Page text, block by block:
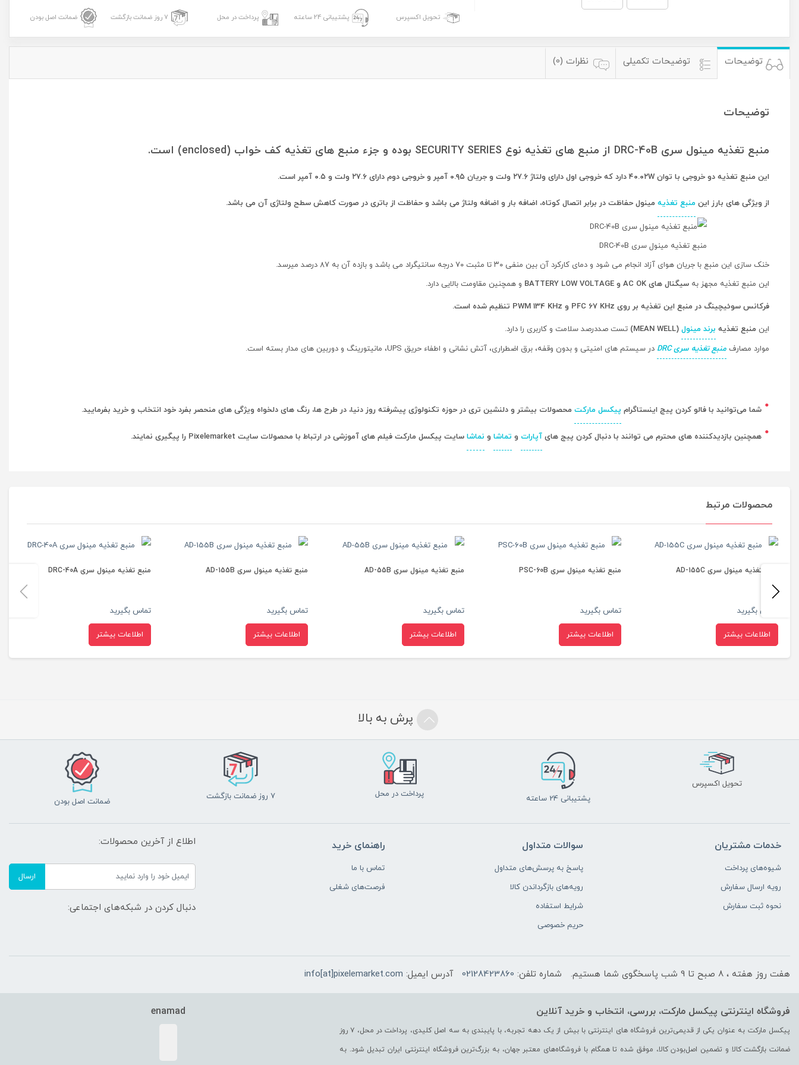
تحویل اکسپرس پشتیبانی 24 ساعته پرداخت در محل 7 روز ضمانت بازگشت ضمانت اصل بودن
توضیحات توضیحات تکمیلی نظرات (0)
توضیحات
منبع تغذیه مینول سری DRC-40B از منبع های تغذیه نوع SECURITY SERIES بوده و جزء منبع های تغذیه کف خواب (enclosed) است.
این منبع تغذیه دو خروجی با توان ۴۰.۰۲W دارد که خروجی اول دارای ولتاژ ۲۷.۶ ولت و جریان ۰.۹۵ آمپر و خروجی دوم دارای ۲۷.۶ ولت و ۰.۵ آمپر است.
از ویژگی های بارز این منبع تغذیه مینول حفاظت در برابر اتصال کوتاه، اضافه بار و اضافه ولتاژ می باشد و حفاظت از باتری در صورت کاهش سطح ولتاژی آن می باشد.
منبع تغذیه مینول سری DRC-40B
خنک سازی این منبع با جریان هوای آزاد انجام می شود و دمای کارکرد آن بین منفی ۳۰ تا مثبت ۷۰ درجه سانتیگراد می باشد و بازده آن به ۸۷ درصد میرسد.
این منبع تغذیه مجهز به سیگنال های AC OK و BATTERY LOW VOLTAGE و همچنین مقاومت بالایی دارد.
فرکانس سوئیچینگ در منبع این تغذیه بر روی PFC 67 KHz و PWM 134 KHz تنظیم شده است.
این منبع تغذیه برند مینول (MEAN WELL)
تست صددرصد سلامت و کاربری را دارد.
موارد مصارف منبع تغذیه سری DRC در سیستم های امنیتی و بدون وقفه، برق اضطراری، آتش نشانی و اطفاء حریق UPS، مانیتورینگ و دوربین های مدار بسته است.
شما می‌توانید با فالو کردن پیچ اینستاگرام پیکسل مارکت محصولات بیشتر و دلنشین تری در حوزه تکنولوژی پیشرفته روز دنیا، در طرح ها، رنگ های دلخواه ویژگی های منحصر بفرد خود انتخاب و خرید بفرمایید.
همچنین بازدیدکننده های محترم می توانند با دنبال کردن پیج های آپارات و تماشا و نماشا سایت پیکسل مارکت فیلم های آموزشی در ارتباط با محصولات سایت Pixelemarket را پیگیری نمایند.
محصولات مرتبط
منبع تغذیه مینول سری AD-55B
تماس بگیرید
اطلاعات بیشتر
منبع تغذیه مینول سری AD-155B
تماس بگیرید
اطلاعات بیشتر
منبع تغذیه مینول سری DRC-40A
تماس بگیرید
اطلاعات بیشتر
منبع تغذیه مینول سری DRC-60A منبع تغذیه مینول سری AD-55A
پرش به بالا
تحویل اکسپرس
پشتیبانی 24 ساعته
پرداخت در محل 7 روز ضمانت بازگشت
ضمانت اصل بودن
خدمات مشتریان
شیوه‌های پرداخت
رویه ارسال سفارش
نحوه ثبت سفارش
سوالات متداول
پاسخ به پرسش‌های متداول
رویه‌های بازگرداندن کالا
شرایط استفاده
حریم خصوصی
راهنمای خرید
تماس با ما
فرصت‌های شغلی
اطلاع از آخرین محصولات:
ارسال
دنبال کردن در شبکه‌های اجتماعی:
هفت روز هفته ، 8 صبح تا 9 شب پاسخگوی شما هستیم. شماره تلفن: 02128423860 آدرس ایمیل: info[at]pixelemarket.com
فروشگاه اینترنتی پیکسل مارکت، بررسی، انتخاب و خرید آنلاین
پیکسل مارکت به عنوان یکی از قدیمی‌ترین فروشگاه های اینترنتی با بیش از یک دهه تجربه، با پایبندی به سه اصل کلیدی، پرداخت در محل، ۷ روز
ضمانت بازگشت کالا و تضمین اصل‌بودن کالا، موفق شده تا همگام با فروشگاه‌های معتبر جهان، به بزرگ‌ترین فروشگاه اینترنتی ایران تبدیل شود. به
enamad